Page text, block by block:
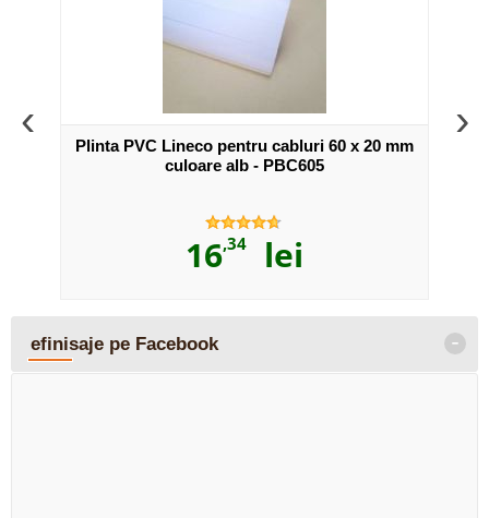
‹
Plinta PVC Lineco pentru cabluri 60 x 20 mm
culoare alb - PBC605
16,34 lei
›
efinisaje pe Facebook -